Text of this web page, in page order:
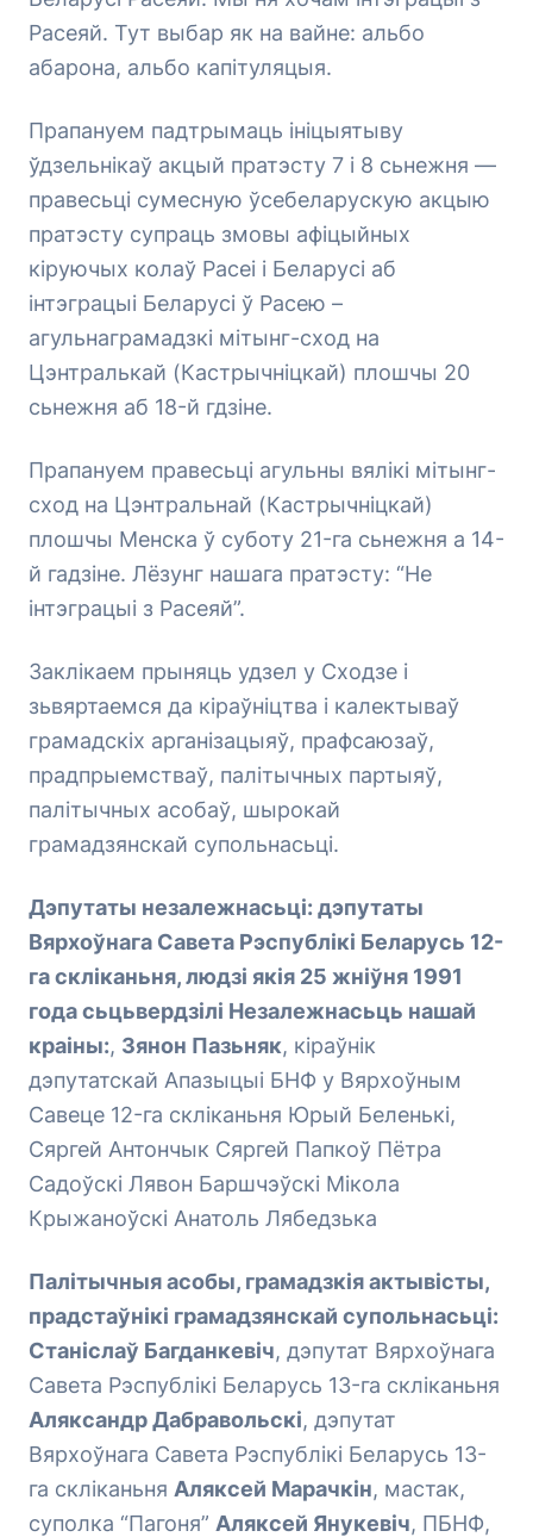
Расеяй. Тут выбар як на вайне: альбо
абарона, альбо капітуляцыя.
Прапануем падтрымаць ініцыятыву
ўдзельнікаў акцый пратэсту 7 і 8 сьнежня —
правесьці сумесную ўсебеларускую акцыю
пратэсту супраць змовы афіцыйных
кіруючых колаў Расеі і Беларусі аб
інтэграцыі Беларусі ў Расею –
агульнаграмадзкі мітынг-сход на
Цэнтралькай (Кастрычніцкай) плошчы 20
сьнежня аб 18-й гдзіне.
Прапануем правесьці агульны вялікі мітынг-
сход на Цэнтральнай (Кастрычніцкай)
плошчы Менска ў суботу 21-га сьнежня а 14-
й гадзіне. Лёзунг нашага пратэсту: “Не
інтэграцыі з Расеяй”.
Заклікаем прыняць удзел у Сходзе і
зьвяртаемся да кіраўніцтва і калектываў
грамадскіх арганізацыяў, прафсаюзаў,
прадпрыемстваў, палітычных партыяў,
палітычных асобаў, шырокай
грамадзянскай супольнасьці.
Дэпутаты незалежнасьці: дэпутаты
Вярхоўнага Савета Рэспублікі Беларусь 12-
га скліканьня, людзі якія 25 жніўня 1991
года сьцьвердзілі Незалежнасьць нашай
краіны:, Зянон Пазьняк, кіраўнік
дэпутатскай Апазыцыі БНФ у Вярхоўным
Савеце 12-га скліканьня Юрый Беленькі,
Сяргей Антончык Сяргей Папкоў Пётра
Садоўскі Лявон Баршчэўскі Мікола
Крыжаноўскі Анатоль Лябедзька
Палітычныя асобы, грамадзкія актывісты,
прадстаўнікі грамадзянскай супольнасьці:
Станіслаў Багданкевіч, дэпутат Вярхоўнага
Савета Рэспублікі Беларусь 13-га скліканьня
Аляксандр Дабравольскі, дэпутат
Вярхоўнага Савета Рэспублікі Беларусь 13-
га скліканьня Аляксей Марачкін, мастак,
суполка “Пагоня” Аляксей Янукевіч, ПБНФ,